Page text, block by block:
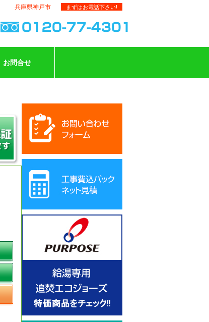
兵庫県神戸市 まずはお電話下さい!
お問合せ